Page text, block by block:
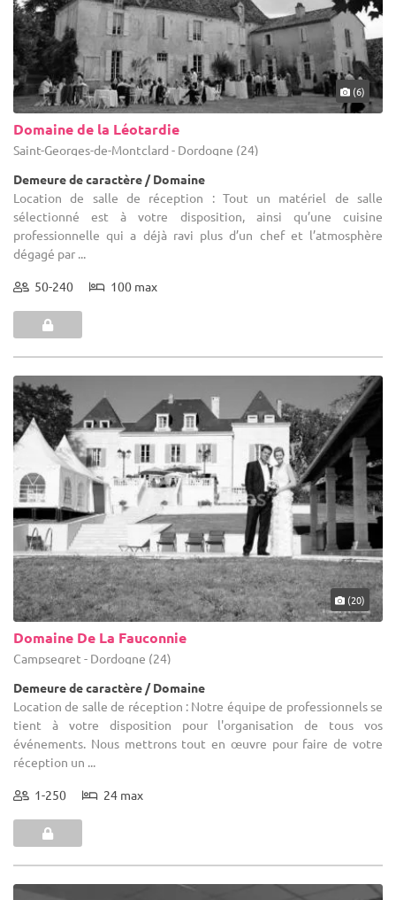
(6)
Domaine de la Léotardie
Saint-Georges-de-Montclard - Dordogne (24)
Demeure de caractère / Domaine
Location de salle de réception : Tout un matériel de salle
sélectionné est à votre disposition, ainsi qu’une cuisine
professionnelle qui a déjà ravi plus d’un chef et l’atmosphère
dégagé par ...
50-240 100 max
(20)
Domaine De La Fauconnie
Campsegret - Dordogne (24)
Demeure de caractère / Domaine
Location de salle de réception : Notre équipe de professionnels se
tient à votre disposition pour l'organisation de tous vos
événements. Nous mettrons tout en œuvre pour faire de votre
réception un ...
1-250 24 max